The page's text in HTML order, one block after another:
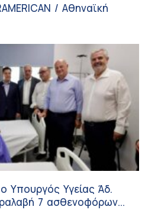
/ Αθηναϊκή
Υπουργός Υγείας Άδ.
7 ασθενοφόρων